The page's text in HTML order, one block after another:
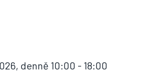
denně 10:00 - 18:00